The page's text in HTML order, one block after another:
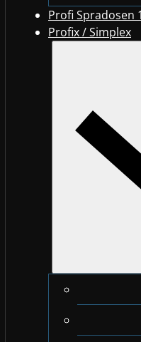
Profi Spradosen
Profix / Simplex